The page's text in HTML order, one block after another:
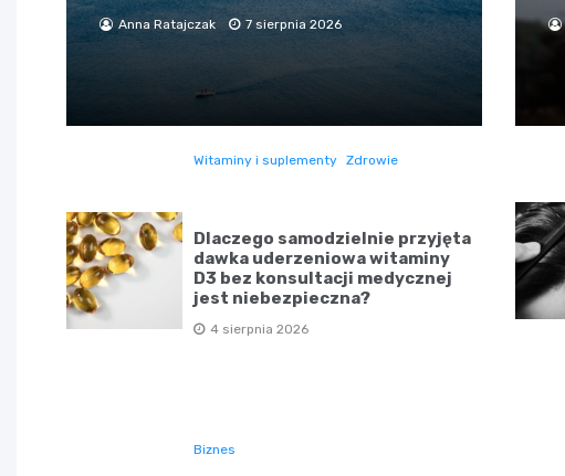
Anna Ratajczak 7 sierpnia 2026
Witaminy i suplementy Zdrowie
Dlaczego samodzielnie przyjęta
dawka uderzeniowa witaminy
D3 bez konsultacji medycznej
jest niebezpieczna?
4 sierpnia 2026
Biznes